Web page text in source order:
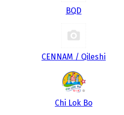
BQD
CENNAM / Qileshi
Chi Lok Bo